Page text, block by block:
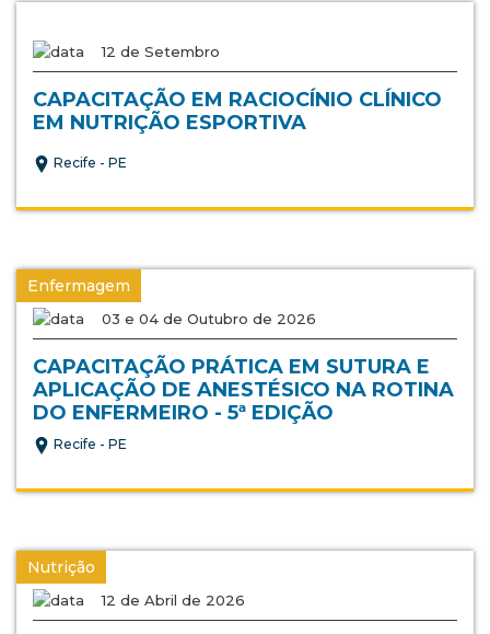
12 de Setembro
CAPACITAÇÃO EM RACIOCÍNIO CLÍNICO
EM NUTRIÇÃO ESPORTIVA
Recife - PE
Enfermagem
03 e 04 de Outubro de 2026
CAPACITAÇÃO PRÁTICA EM SUTURA E
APLICAÇÃO DE ANESTÉSICO NA ROTINA
DO ENFERMEIRO - 5ª EDIÇÃO
Recife - PE
Nutrição
12 de Abril de 2026